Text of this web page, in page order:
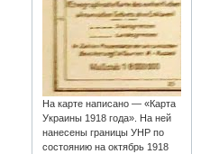
На карте написано — «Карта
Украины 1918 года». На ней
нанесены границы УНР по
состоянию на октябрь 1918